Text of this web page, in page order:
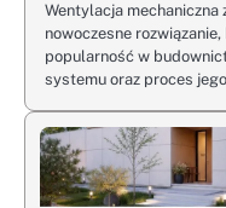
Wentylacja mechaniczna
nowoczesne
popularność w
systemu oraz proces